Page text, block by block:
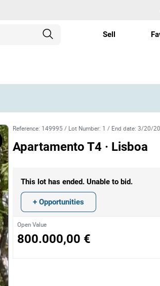
Sell
Reference: 149995 / Lot Number: 1 / End date:3/20/
Apartamento T4 · Lisboa
This lot has ended. Unable to bid.
+ Opportunities
Open Value
800.000,00 €